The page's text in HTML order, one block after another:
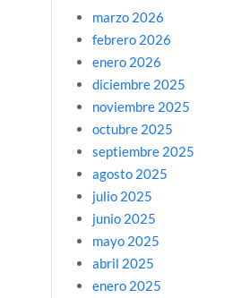
marzo 2026
febrero 2026
enero 2026
diciembre 2025
noviembre 2025
octubre 2025
septiembre 2025
agosto 2025
julio 2025
junio 2025
mayo 2025
abril 2025
enero 2025